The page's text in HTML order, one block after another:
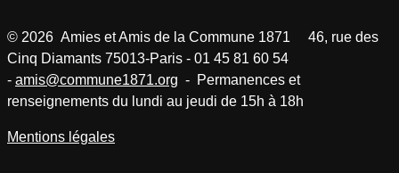
© 2026 Amies et Amis de la Commune 1871 46, rue des
Cinq Diamants 75013-Paris - 01 45 81 60 54
- amis@commune1871.org - Permanences et
renseignements du lundi au jeudi de 15h à 18h
Mentions légales